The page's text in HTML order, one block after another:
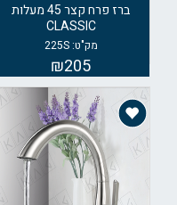
ברז פרח קצר 45 מעלות
CLASSIC
מק"ט: 225S
₪205